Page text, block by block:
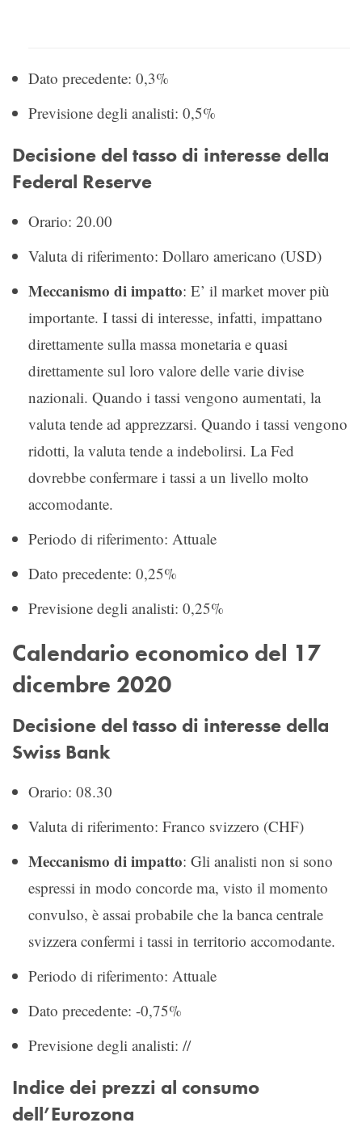
Dato precedente: 0,3%
Previsione degli analisti: 0,5%
Decisione del tasso di interesse della
Federal Reserve
Orario: 20.00
Valuta di riferimento: Dollaro americano (USD)
Meccanismo di impatto: E’ il market mover più
importante. I tassi di interesse, infatti, impattano
direttamente sulla massa monetaria e quasi
direttamente sul loro valore delle varie divise
nazionali. Quando i tassi vengono aumentati, la
valuta tende ad apprezzarsi. Quando i tassi vengono
ridotti, la valuta tende a indebolirsi. La Fed
dovrebbe confermare i tassi a un livello molto
accomodante.
Periodo di riferimento: Attuale
Dato precedente: 0,25%
Previsione degli analisti: 0,25%
Calendario economico del 17
dicembre 2020
Decisione del tasso di interesse della
Swiss Bank
Orario: 08.30
Valuta di riferimento: Franco svizzero (CHF)
Meccanismo di impatto: Gli analisti non si sono
espressi in modo concorde ma, visto il momento
convulso, è assai probabile che la banca centrale
svizzera confermi i tassi in territorio accomodante.
Periodo di riferimento: Attuale
Dato precedente: -0,75%
Previsione degli analisti: //
Indice dei prezzi al consumo
dell’Eurozona